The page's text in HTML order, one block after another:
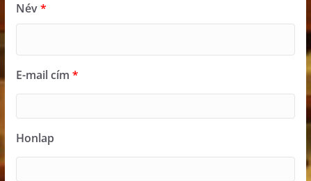
Név*
E-mail cím *
Honlap